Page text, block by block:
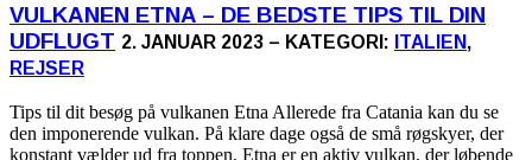
VULKANEN ETNA – DE BEDSTE TIPS TIL DIN
UDFLUGT 2. JANUAR 2023 – KATEGORI: ITALIEN,
REJSER
Tips til dit besøg på vulkanen Etna Allerede fra Catania kan du se
den imponerende vulkan. På klare dage også de små røgskyer, der
konstant vælder ud fra toppen. Etna er en aktiv vulkan, der løbende